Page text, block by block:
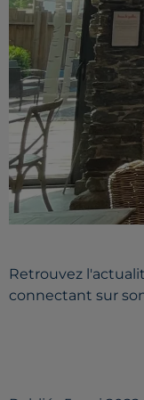
Retrouvez
connectant sur